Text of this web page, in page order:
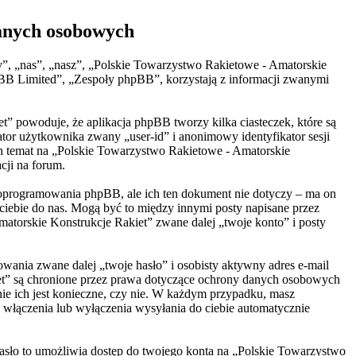
osobowych
„nas”, „nasz”, „Polskie Towarzystwo Rakietowe - Amatorskie
Limited”, „Zespoły phpBB”, korzystają z informacji zwanymi
powoduje, że aplikacja phpBB tworzy kilka ciasteczek, które są
użytkownika zwany „user-id” i anonimowy identyfikator sesji
na „Polskie Towarzystwo Rakietowe - Amatorskie
na forum.
phpBB, ale ich ten dokument nie dotyczy – ma on
do nas. Mogą być to między innymi posty napisane przez
Konstrukcje Rakiet” zwane dalej „twoje konto” i posty
zwane dalej „twoje hasło” i osobisty aktywny adres e-mail
są chronione przez prawa dotyczące ochrony danych osobowych
ich jest konieczne, czy nie. W każdym przypadku, masz
lub wyłączenia wysyłania do ciebie automatycznie
to umożliwia dostęp do twojego konta na „Polskie Towarzystwo